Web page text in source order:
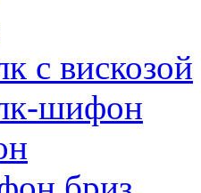
с вискозой
шифон